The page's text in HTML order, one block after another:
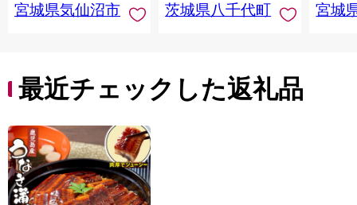
宮城県気仙沼市
茨城県八千代町
宮城
最近チェックした返礼品